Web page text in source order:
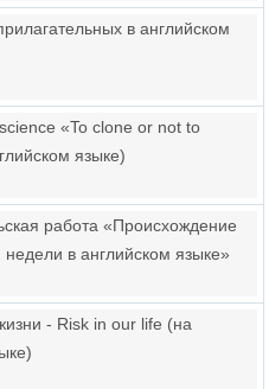
в английском
«To clone or not to
языке)
работа «Происхождение
недели в английском языке»
- Risk in our life (на